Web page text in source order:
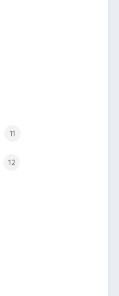
11
12